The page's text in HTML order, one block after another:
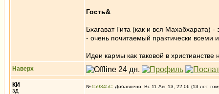
Гость&
Бхагават Гита (как и вся Махабхарата)
- очень почитаемый практически всеми
Идеи кармы как таковой в христианстве
Наверх
КИ
3Д
№159345 Добавлено: Вс 11 Авг 13, 22:06 (13 лет